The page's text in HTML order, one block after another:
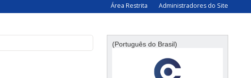
Área Restrita Administradores do Site
(Português do Brasil)